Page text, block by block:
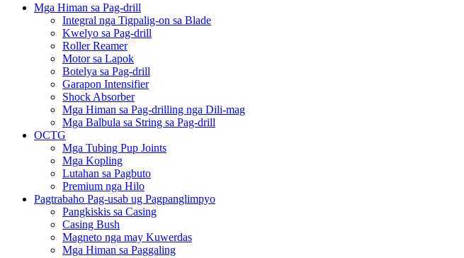
Mga Himan sa Pag-drill
Integral nga Tigpalig-on sa Blade
Kwelyo sa Pag-drill
Roller Reamer
Motor sa Lapok
Botelya sa Pag-drill
Garapon Intensifier
Shock Absorber
Mga Himan sa Pag-drilling nga Dili-mag
Mga Balbula sa String sa Pag-drill
OCTG
Mga Tubing Pup Joints
Mga Kopling
Lutahan sa Pagbuto
Premium nga Hilo
Pagtrabaho Pag-usab ug Pagpanglimpyo
Pangkiskis sa Casing
Casing Bush
Magneto nga may Kuwerdas
Mga Himan sa Paggaling